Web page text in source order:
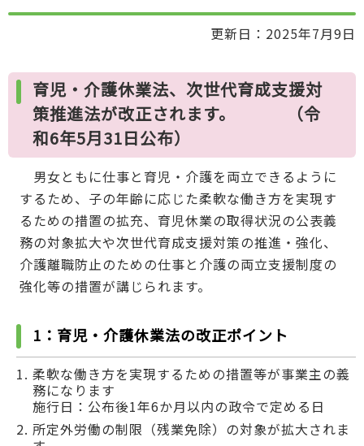
更新日：2025年7月9日
育児・介護休業法、次世代育成支援対
策推進法が改正されます。 （令
和6年5月31日公布）
男女ともに仕事と育児・介護を両立できるように
するため、子の年齢に応じた柔軟な働き方を実現す
るための措置の拡充、育児休業の取得状況の公表義
務の対象拡大や次世代育成支援対策の推進・強化、
介護離職防止のための仕事と介護の両立支援制度の
強化等の措置が講じられます。
1：育児・介護休業法の改正ポイント
柔軟な働き方を実現するための措置等が事業主の義
務になります
施行日：公布後1年6か月以内の政令で定める日
所定外労働の制限（残業免除）の対象が拡大されま